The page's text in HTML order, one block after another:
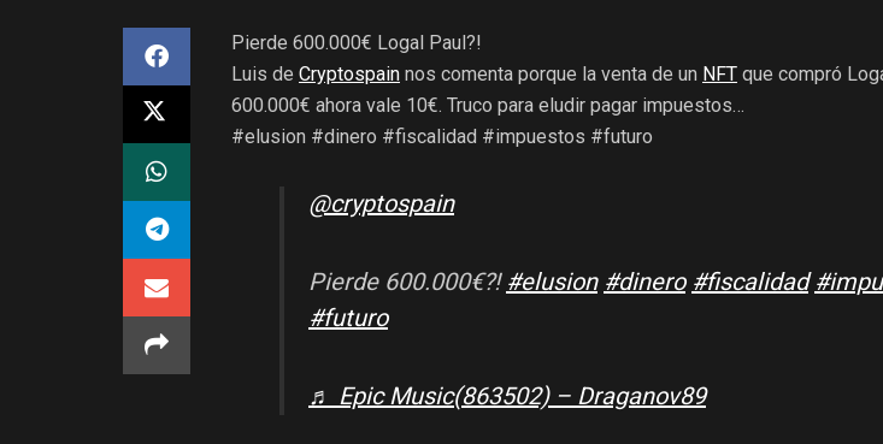
Pierde 600.000€ Logal Paul?!
Luis de Cryptospain nos comenta porque la venta de un NFT que compró
600.000€ ahora vale 10€. Truco para eludir pagar impuestos…
#elusion #dinero #fiscalidad #impuestos #futuro
@cryptospain
Pierde 600.000€?!#elusion #dinero #fiscalidad
#futuro
♬ Epic Music(863502) – Draganov89